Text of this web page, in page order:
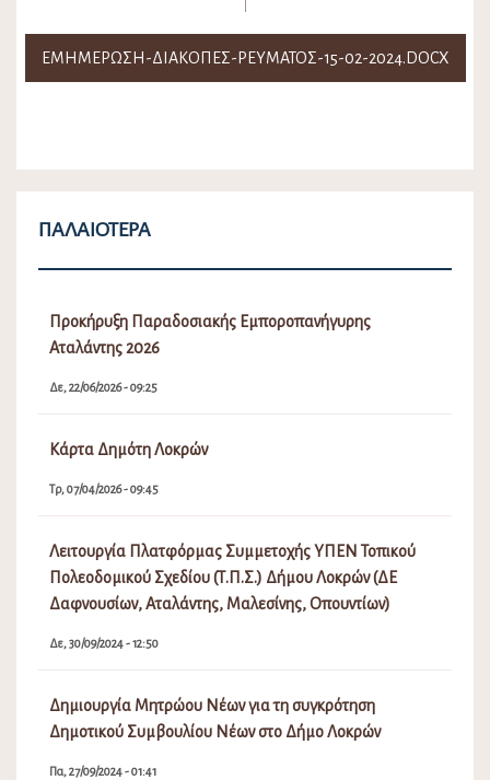
ΕΜΗΜΕΡΩΣΗ-ΔΙΑΚΟΠΕΣ-ΡΕΥΜΑΤΟΣ-15-02-2024.DOCX
ΠΑΛΑΙΌΤΕΡΑ
Προκήρυξη Παραδοσιακής Εμποροπανήγυρης
Αταλάντης 2026
Δε, 22/06/2026 - 09:25
Κάρτα Δημότη Λοκρών
Τρ, 07/04/2026 - 09:45
Λειτουργία Πλατφόρμας Συμμετοχής ΥΠΕΝ Τοπικού
Πολεοδομικού Σχεδίου (Τ.Π.Σ.) Δήμου Λοκρών (ΔΕ
Δαφνουσίων, Αταλάντης, Μαλεσίνης, Οπουντίων)
Δε, 30/09/2024 - 12:50
Δημιουργία Μητρώου Νέων για τη συγκρότηση
Δημοτικού Συμβουλίου Νέων στο Δήμο Λοκρών
Πα, 27/09/2024 - 01:41